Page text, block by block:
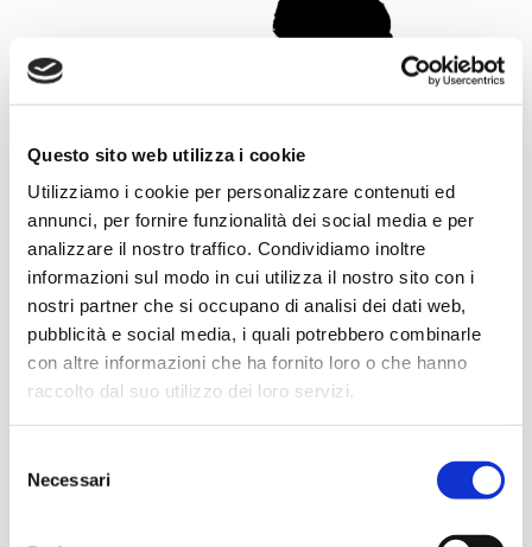
Questo sito web utilizza i cookie
Utilizziamo i cookie per personalizzare contenuti ed
annunci, per fornire funzionalità dei social media e per
analizzare il nostro traffico. Condividiamo inoltre
informazioni sul modo in cui utilizza il nostro sito con i
nostri partner che si occupano di analisi dei dati web,
pubblicità e social media, i quali potrebbero combinarle
con altre informazioni che ha fornito loro o che hanno
raccolto dal suo utilizzo dei loro servizi.
delNecessari
Elisabetta Concari
Biologia, Chimica, Scienze